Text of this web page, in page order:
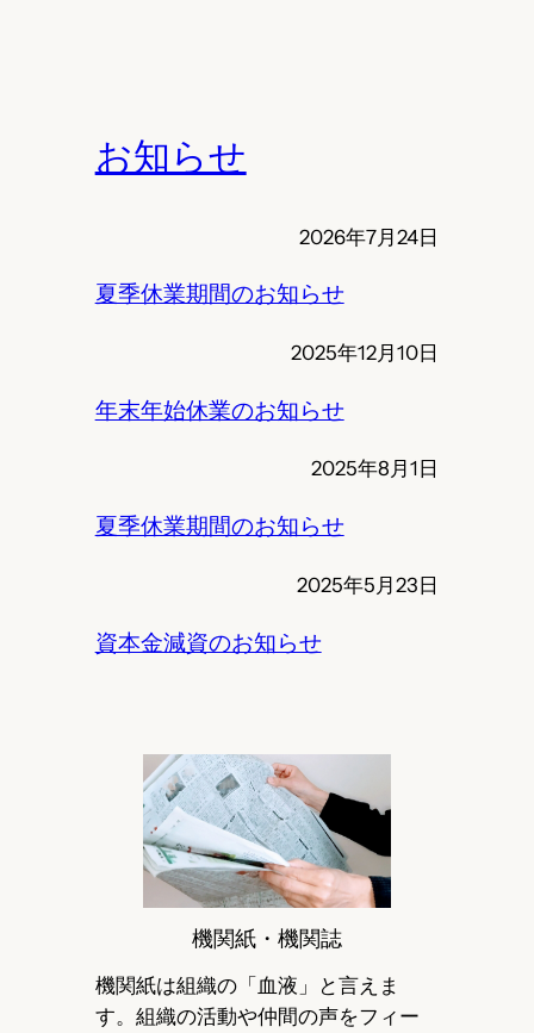
お知らせ
2026年7月24日
夏季休業期間のお知らせ
2025年12月10日
年末年始休業のお知らせ
2025年8月1日
夏季休業期間のお知らせ
2025年5月23日
資本金減資のお知らせ
機関紙・機関誌
機関紙は組織の「血液」と言えま
す。組織の活動や仲間の声をフィー